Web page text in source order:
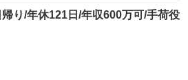
り/年休121日/年収600万可/手荷役